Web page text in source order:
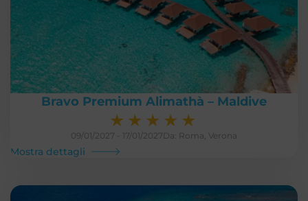
Bravo Premium Alimathà – Maldive
★ ★ ★ ★ ★
09/01/2027 - 17/01/2027 Da: Roma, Verona
Mostra dettagli